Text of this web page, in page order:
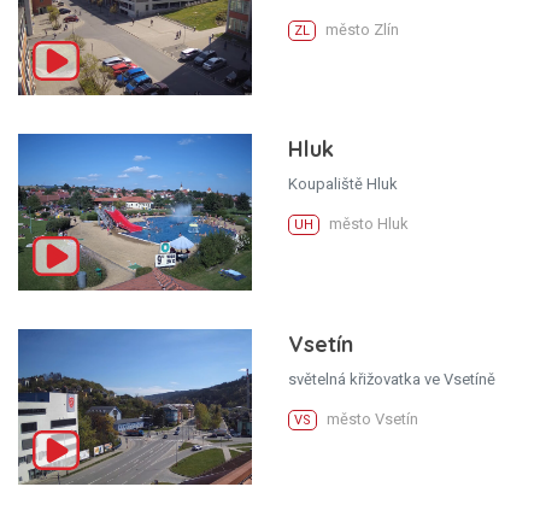
ZL město Zlín
Hluk
Koupaliště Hluk
UH město Hluk
Vsetín
světelná křižovatka ve Vsetíně
VS město Vsetín